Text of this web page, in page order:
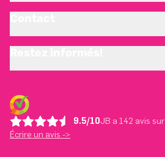
9.5/10JB a 142 avis
Écrire un avis ->